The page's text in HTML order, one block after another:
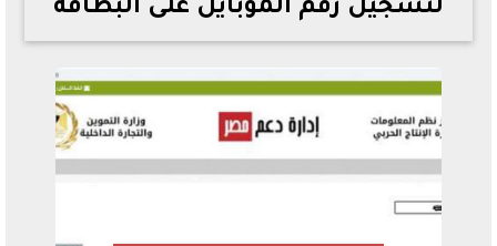
- 2026
تحسن حالة فضل شاكر الصحية وخروجه من المستشفى |
تفاصيل
أسعار الحديد والأسمنت اليوم الإثنين 6 - 7 - 2026
لتسجيل رقم الموبايل على البطاقة